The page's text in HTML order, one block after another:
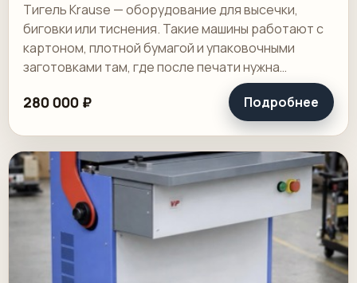
Тигель Krause — оборудование для высечки,
биговки или тиснения. Такие машины работают с
картоном, плотной бумагой и упаковочными
заготовками там, где после печати нужна
контурная обработка или отделка. Это техника
для.
280 000 ₽ Подробнее